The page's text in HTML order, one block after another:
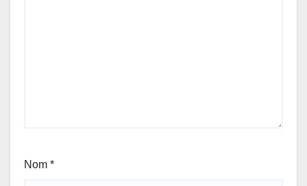
Nom *